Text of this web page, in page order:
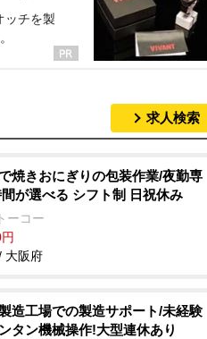
ッチを製
求人検索
焼きおにぎりの包装作業/夜勤専
が選べる シフト制 日祝休み
ーコー
大阪府
造工場での製造サポート/未経験
タン機械操作!大型連休あり